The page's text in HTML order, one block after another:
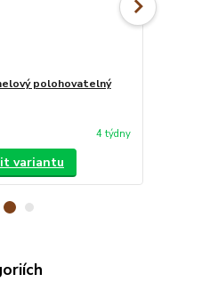
polohovatelný
4 týdny
variantu